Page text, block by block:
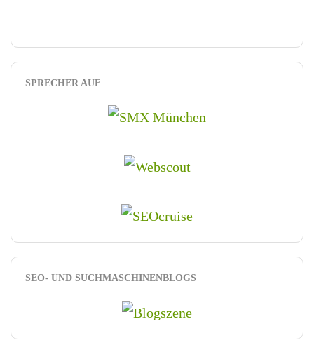
SPRECHER AUF
SEO- UND SUCHMASCHINENBLOGS